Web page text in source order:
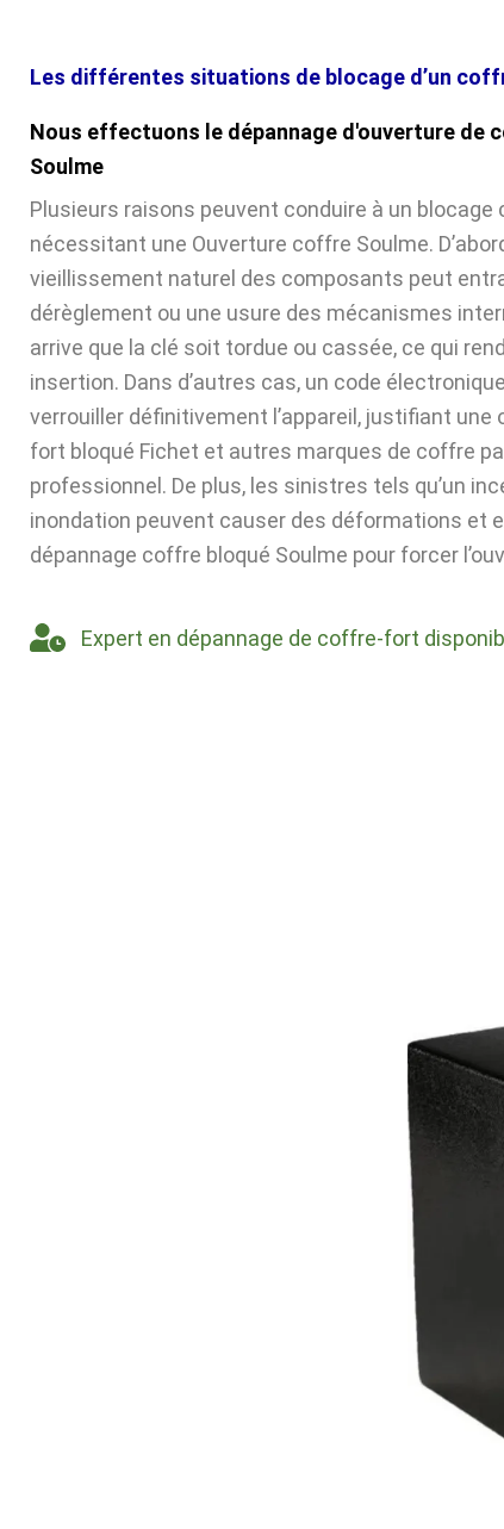
Les différentes situations de blocage d’un
Nous effectuons le dépannage d'ouverture de
Soulme
Plusieurs raisons peuvent conduire à un blocage
nécessitant une Ouverture coffre Soulme.
vieillissement naturel des composants peut
dérèglement ou une usure des mécanismes
arrive que la clé soit tordue ou cassée, ce qui
insertion. Dans d’autres cas, un code
verrouiller définitivement l’appareil, justifiant une
fort bloqué Fichet et autres marques de coffre
professionnel. De plus, les sinistres tels qu’un
inondation peuvent causer des déformations et
dépannage coffre bloqué Soulme pour forcer
Expert en dépannage de coffre-fort